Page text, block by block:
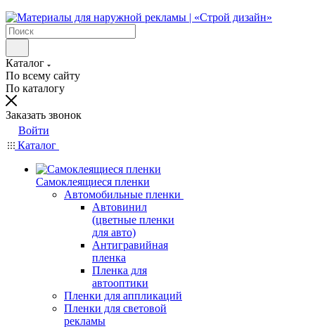
Каталог
По всему сайту
По каталогу
Заказать звонок
Войти
Каталог
Самоклеящиеся пленки
Автомобильные пленки
Автовинил
(цветные пленки
для авто)
Антигравийная
пленка
Пленка для
автооптики
Пленки для аппликаций
Пленки для световой
рекламы